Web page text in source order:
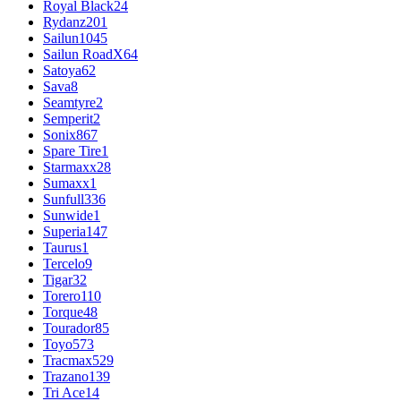
Royal Black24
Rydanz201
Sailun1045
Sailun RoadX64
Satoya62
Sava8
Seamtyre2
Semperit2
Sonix867
Spare Tire1
Starmaxx28
Sumaxx1
Sunfull336
Sunwide1
Superia147
Taurus1
Tercelo9
Tigar32
Torero110
Torque48
Tourador85
Toyo573
Tracmax529
Trazano139
Tri Ace14